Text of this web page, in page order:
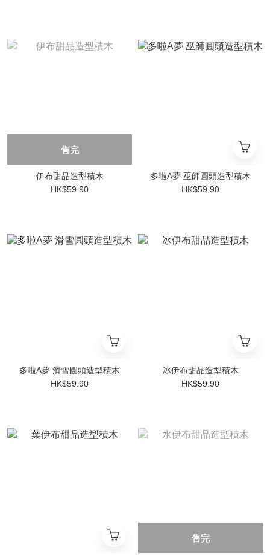
售完
伊布甜品造型積木
HK$59.90
多啦A夢 巫師圓頭造型積木
HK$59.90
多啦A夢 滑雪圓頭造型積木
HK$59.90
冰伊布甜品造型積木
HK$59.90
售完